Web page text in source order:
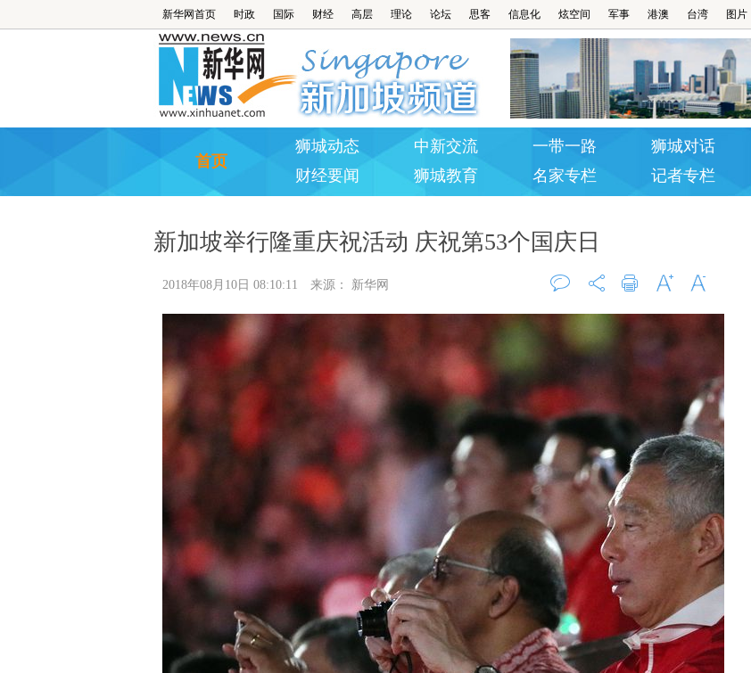
新华网首页 时政 国际 财经 高层 理论 论坛 思客 信息化 炫空间 军事 港澳 台湾 图片
首页
狮城动态 中新交流 一带一路 狮城对话
财经要闻
狮城教育 名家专栏 记者专栏
新加坡举行隆重庆祝活动 庆祝第53个国庆日
2018年08月10日 08:10:11 来源： 新华网